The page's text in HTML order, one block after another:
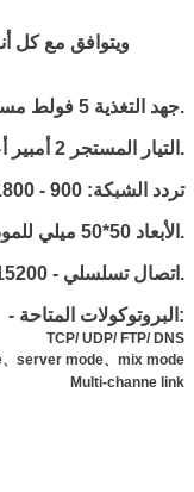
- جهد التغذية 5 فولط مستمر من الموديول الكلي، بينما الشريحة الاساسية جهدها 3.3 لل 4.5 أو الجهود المستخدمة في الاجهزة المحمولة ويفضل 3.9فولط.
- التيار المستجر 2 أمبير أعظمي.
- تردد الشبكة: 900 - 1800 ميغاهرتز
- الأبعاد 50*50 ميلي للموديول الكلي.
- اتصال تسلسلي - 115200 بود افتراضي.
- البروتوكولات المتاحة:
TCP/ UDP/ FTP/ DNS
server mode、mix mode
Multi-channe link